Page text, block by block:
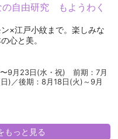
の自由研究 もようわく
×江戸小紋まで。楽しみな
心と美。
9月23日(水・祝) 前期：7月
)／後期：8月18日(火)～9月
もっと見る